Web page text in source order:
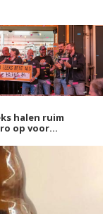
halen ruim
op voor